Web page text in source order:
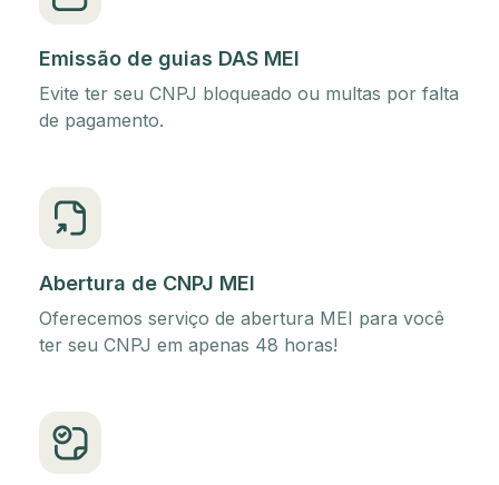
Emissão de guias DAS MEI
Evite ter seu CNPJ bloqueado ou multas por falta
de pagamento.
Abertura de CNPJ MEI
Oferecemos serviço de abertura MEI para você
ter seu CNPJ em apenas 48 horas!